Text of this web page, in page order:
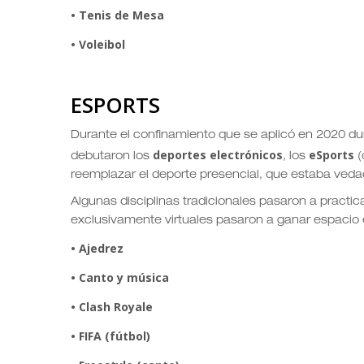
• Tenis de Mesa
• Voleibol
ESPORTS
Durante el confinamiento que se aplicó en 2020
debutaron los deportes electrónicos, los eSports
reemplazar el deporte presencial, que estaba
Algunas disciplinas tradicionales pasaron a
exclusivamente virtuales pasaron a ganar espacio
• Ajedrez
• Canto y música
• Clash Royale
• FIFA (fútbol)